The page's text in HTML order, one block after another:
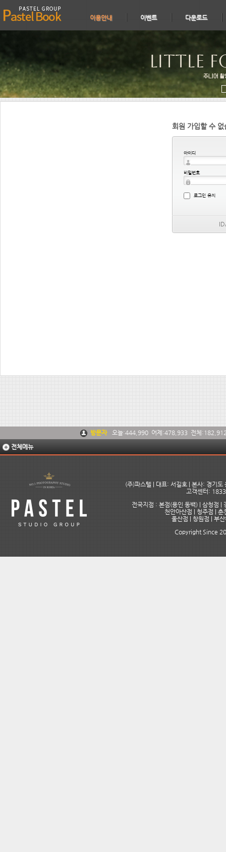
이용안내 이벤트 다운로드
회원 가입할 수 없
아이디
비밀번호
로그인 유지
방문자 오늘:444,990 어제:478,933 전체:
전체메뉴
(주)파스텔 | 대표: 서길호 | 본사: 경기
고객센터:
전국지점 : 본점(용인 동백) | 삼청점 |
천안아산점 | 청주점 |
울산점 | 창원점 | 부
Copyright Since